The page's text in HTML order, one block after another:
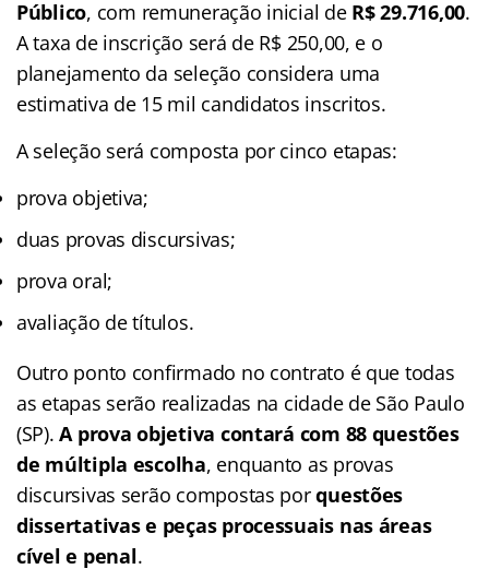
Público, com remuneração inicial deR$ 29.716,00.
A taxa de inscrição será de R$ 250,00, e o
planejamento da seleção considera uma
estimativa de 15 mil candidatos inscritos.
A seleção será composta por cinco etapas:
prova objetiva;
duas provas discursivas;
prova oral;
avaliação de títulos.
Outro ponto confirmado no contrato é que todas
as etapas serão realizadas na cidade de São Paulo
(SP).A prova objetiva contará com 88 questões
de múltipla escolha, enquanto as provas
discursivas serão compostas porquestões
dissertativas e peças processuais nas áreas
cível e penal.